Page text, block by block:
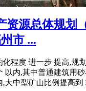
资源总体规划
市 ...
化程度 进一步 提高,规
以内,其中普通建筑用
,大中型矿山比例提高到